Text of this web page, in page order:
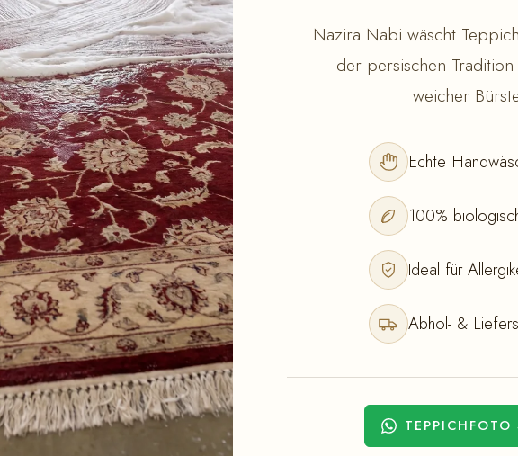
Nazira Nabi wäscht
der persischen
weicher
Echte
100%
Ideal für
Abhol- &
TEPPICHFOTO